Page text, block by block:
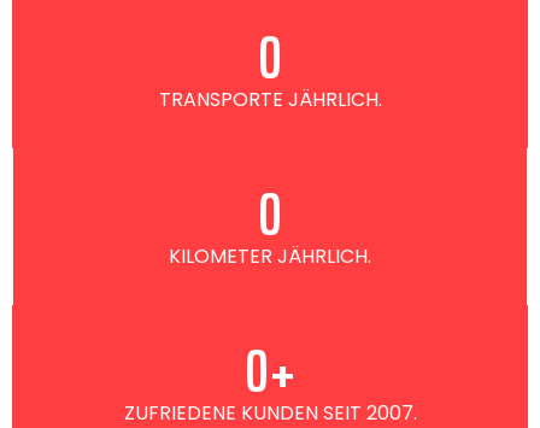
TRANSPORTE JÄHRLICH.
0
KILOMETER JÄHRLICH.
0
ZUFRIEDENE KUNDEN SEIT 2007.
0+